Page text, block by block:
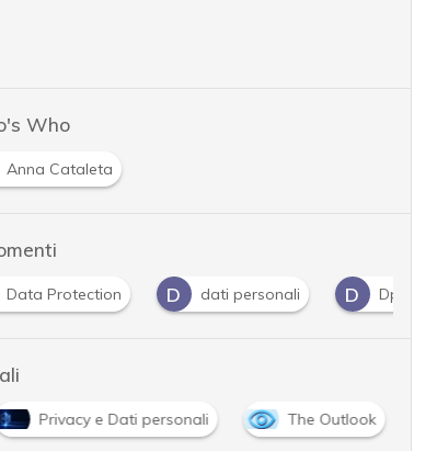
Who
Anna Cataleta
D dati personali D Dpo G Gdpr
Privacy e Dati personali The Outlook